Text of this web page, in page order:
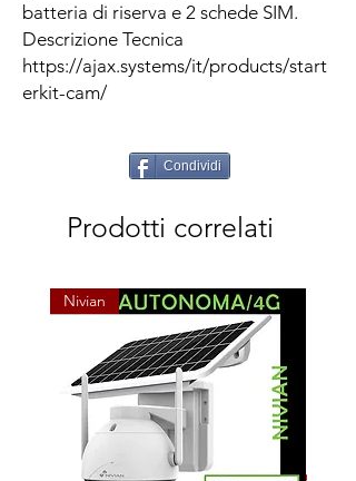
batteria di riserva e 2 schede SIM.
Descrizione Tecnica
https://ajax.systems/it/products/start
erkit-cam/
Condividi
Prodotti correlati
Nivian